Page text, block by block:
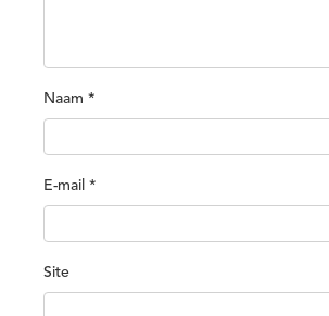
Naam *
E-mail *
Site